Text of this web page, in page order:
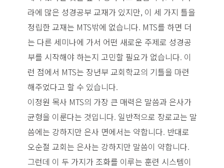
라에 많은 성경공부 교재가 있지만, 이 세 가지 틀을
정립한 교재는 MTS밖에 없습니다. MTS를 하면 더
는 다른 세미나에 가서 어떤 새로운 주제로 성경공
부를 시작해야 하는지 고민할 필요가 없습니다. 이
런 점에서 MTS는 장년부 교회학교의 기틀을 마련
해주었다고 할 수 있습니다.
이정원 목사 MTS의 가장 큰 매력은 말씀과 은사가
균형을 이룬다는 것입니다. 일반적으로 장로교는 말
씀에는 강하지만 은사 면에서는 약합니다. 반대로
오순절 교회는 은사는 강하지만 말씀이 약합니다.
그런데 이 두 가지가 조화를 이루는 훈련 시스템이